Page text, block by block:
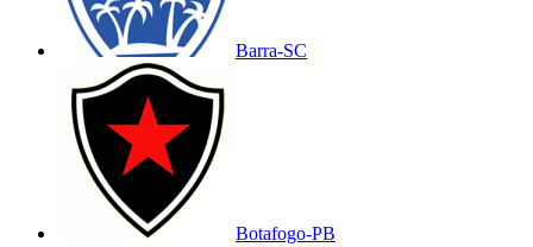
Barra-SC
Botafogo-PB